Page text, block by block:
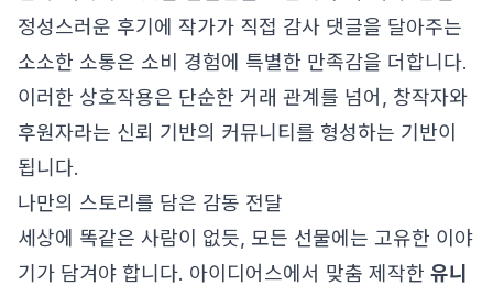
정성스러운 후기에 작가가 직접 감사 댓글을 달아주는
소소한 소통은 소비 경험에 특별한 만족감을 더합니다.
이러한 상호작용은 단순한 거래 관계를 넘어, 창작자와
후원자라는 신뢰 기반의 커뮤니티를 형성하는 기반이
됩니다.
나만의 스토리를 담은 감동 전달
세상에 똑같은 사람이 없듯, 모든 선물에는 고유한 이야
기가 담겨야 합니다. 아이디어스에서 맞춤 제작한 유니